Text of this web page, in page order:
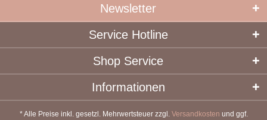
Service Hotline
Shop Service
Informationen
Newsletter
* Alle Preise inkl. gesetzl. Mehrwertsteuer zzgl. Versandkosten und ggf.